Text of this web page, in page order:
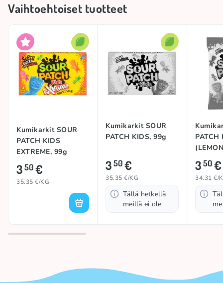
Vaihtoehtoiset tuotteet
Kumikarkit SOUR
PATCH KIDS
EXTREME, 99g
350€
35.35 €/KG
Kumikarkit SOUR
PATCH KIDS, 99g
350€
35.35 €/KG
Tällä hetkellä
meillä ei ole
PATCH
102g
350€
34.31 €/